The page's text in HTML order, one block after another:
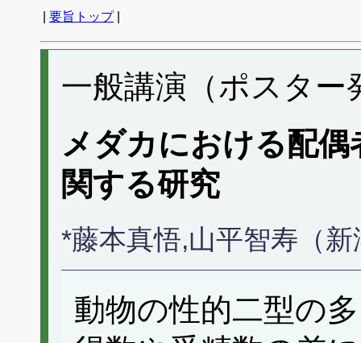
要旨トップ|
一般講演（ポスター
メダカにおける配
関する研究
*藤本真悟,山平智寿（
動物の性的二型の